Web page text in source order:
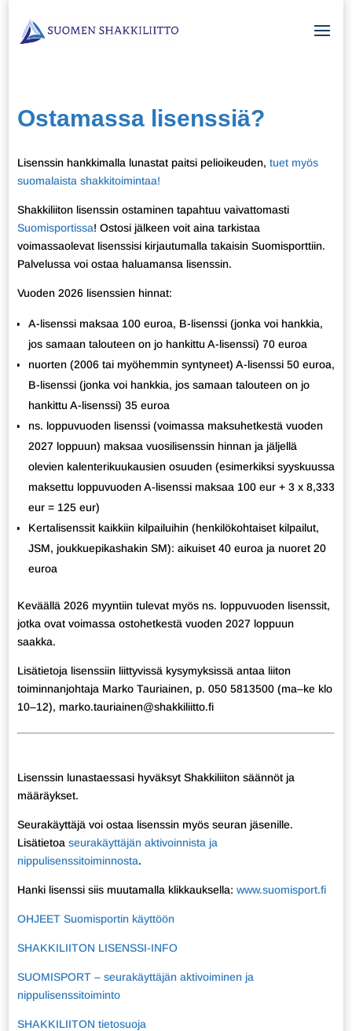
Ostamassa lisenssiä?
Lisenssin hankkimalla lunastat paitsi pelioikeuden, tuet myös
suomalaista shakkitoimintaa!
Shakkiliiton lisenssin ostaminen tapahtuu vaivattomasti
Suomisportissa! Ostosi jälkeen voit aina tarkistaa
voimassaolevat lisenssisi kirjautumalla takaisin Suomisporttiin.
Palvelussa voi ostaa haluamansa lisenssin.
Vuoden 2026 lisenssien hinnat:
A-lisenssi maksaa 100 euroa, B-lisenssi (jonka voi hankkia,
jos samaan talouteen on jo hankittu A-lisenssi) 70 euroa
nuorten (2006 tai myöhemmin syntyneet) A-lisenssi 50 euroa,
B-lisenssi (jonka voi hankkia, jos samaan talouteen on jo
hankittu A-lisenssi) 35 euroa
ns. loppuvuoden lisenssi (voimassa maksuhetkestä vuoden
2027 loppuun) maksaa vuosilisenssin hinnan ja jäljellä
olevien kalenterikuukausien osuuden (esimerkiksi syyskuussa
maksettu loppuvuoden A-lisenssi maksaa 100 eur + 3 x 8,333
eur = 125 eur)
Kertalisenssit kaikkiin kilpailuihin (henkilökohtaiset kilpailut,
JSM, joukkuepikashakin SM): aikuiset 40 euroa ja nuoret 20
euroa
Keväällä 2026 myyntiin tulevat myös ns. loppuvuoden lisenssit,
jotka ovat voimassa ostohetkestä vuoden 2027 loppuun
saakka.
Lisätietoja lisenssiin liittyvissä kysymyksissä antaa liiton
toiminnanjohtaja Marko Tauriainen, p. 050 5813500 (ma–ke klo
10–12), marko.tauriainen@shakkiliitto.fi
Lisenssin lunastaessasi hyväksyt Shakkiliiton säännöt ja
määräykset.
Seurakäyttäjä voi ostaa lisenssin myös seuran jäsenille.
Lisätietoa seurakäyttäjän aktivoinnista ja
nippulisenssitoiminnosta.
Hanki lisenssi siis muutamalla klikkauksella: www.suomisport.fi
OHJEET Suomisportin käyttöön
SHAKKILIITON LISENSSI-INFO
SUOMISPORT – seurakäyttäjän aktivoiminen ja
nippulisenssitoiminto
SHAKKILIITON tietosuoja